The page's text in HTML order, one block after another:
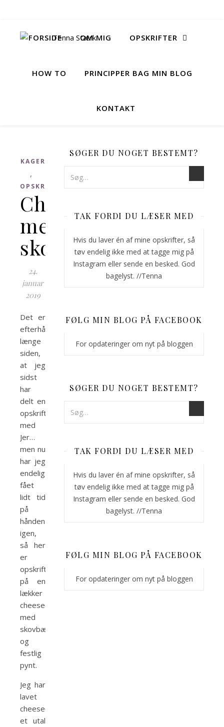
FORSIDE OM MIG OPSKRIFTER
HOW TO PRINCIPPER BAG MIN BLOG
KONTAKT
KAGER
,
OPSKRIFTER
Cheesecake
med
skovbærgele
24.
januar
2019
Det er
efterhånden
længe
siden,
at jeg
sidst
har
delt en
opskrift
med
Jer…
men nu
har jeg
endelig
fået
lidt tid
på
hånden
igen,
så her
er
opskriften
på en
lækker
cheesecake
med
skovbærgele
og
festlig
pynt.
Jeg har
lavet
cheesecake
et utal
SØGER DU NOGET BESTEMT?
TAK FORDI DU LÆSER MED
Hvis du laver én af mine opskrifter, så
tøv endelig ikke med at tagge mig på
Instagram eller sende en besked. God
bagelyst. //Tenna
FØLG MIN BLOG PÅ FACEBOOK
For opdateringer om nyt på bloggen
SØGER DU NOGET BESTEMT?
TAK FORDI DU LÆSER MED
Hvis du laver én af mine opskrifter, så
tøv endelig ikke med at tagge mig på
Instagram eller sende en besked. God
bagelyst. //Tenna
FØLG MIN BLOG PÅ FACEBOOK
For opdateringer om nyt på bloggen